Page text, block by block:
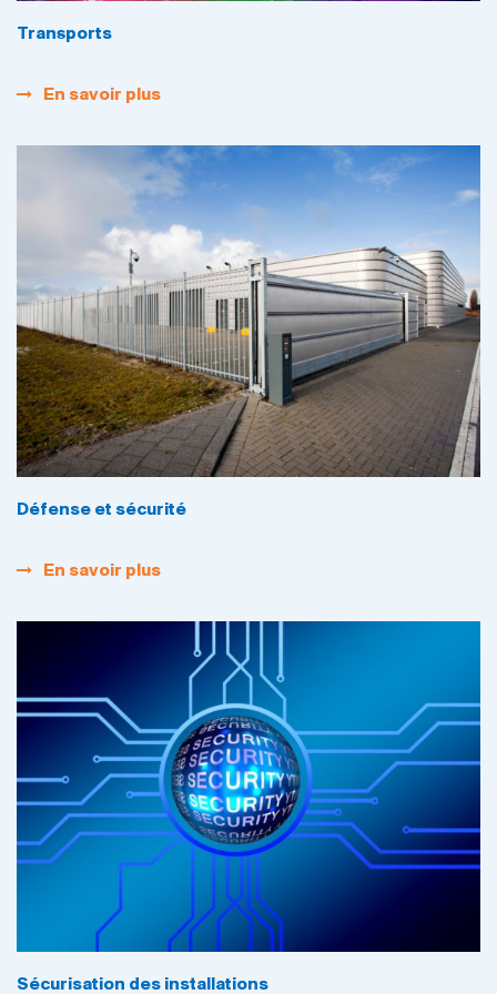
Transports
En savoir plus
Défense et sécurité
En savoir plus
Sécurisation des installations